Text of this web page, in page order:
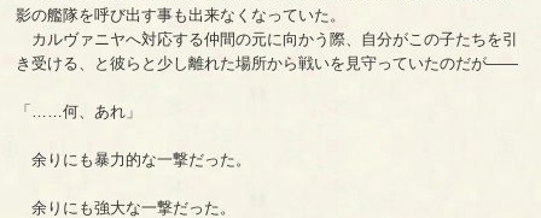
影の艦隊を呼び出す事も出来なくなっていた。
カルヴァニヤへ対応する仲間の元に向かう際、自分がこの子たちを引
き受ける、と彼らと少し離れた場所から戦いを見守っていたのだが――
「……何、あれ」
余りにも暴力的な一撃だった。
余りにも強大な一撃だった。